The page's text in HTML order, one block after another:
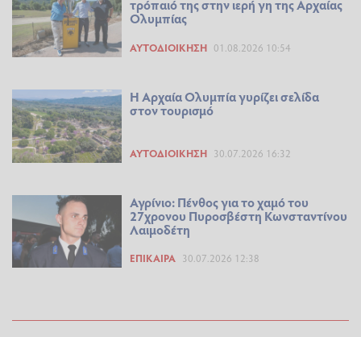
τρόπαιό της στην ιερή γη της Αρχαίας
Ολυμπίας
ΑΥΤΟΔΙΟΊΚΗΣΗ 01.08.2026 10:54
Η Αρχαία Ολυμπία γυρίζει σελίδα
στον τουρισμό
ΑΥΤΟΔΙΟΊΚΗΣΗ 30.07.2026 16:32
Αγρίνιο: Πένθος για το χαμό του
27χρονου Πυροσβέστη Κωνσταντίνου
Λαιμοδέτη
ΕΠΊΚΑΙΡΑ 30.07.2026 12:38